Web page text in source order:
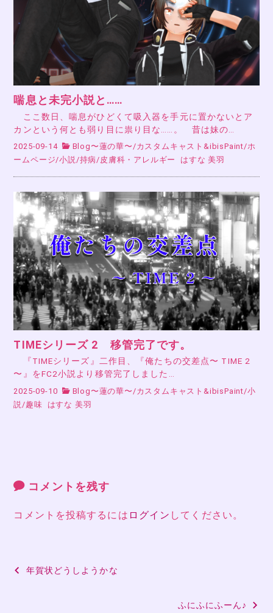
喘息と未完小説と……
ここ数日、喘息がひどくて吸入器を手元に置かないとア
カンという何とも弱り目に祟り目な……。 昔は妹の…
2025-09-14 Blog〜蓮の華〜/カスタムキャスト&ibisPaint/ホ
ームページ/小説/持病/皮膚科・アレルギー はすな 美羽
TIMEシリーズ 2 移管完了です。
『TIMEシリーズ』二作目、『俺たちの交差点〜 TIME 2
〜』をFC2小説より移管完了しました…
2025-09-10 Blog〜蓮の華〜 /カスタムキャスト&ibisPaint/小
説 /趣味 はすな 美羽
コメントを残す
コメントを投稿するには ログイン してください。
投
年賀状どうしようかな
ふにふにふーん♪